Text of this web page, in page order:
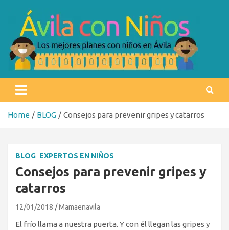
content
Ávila con niños
Home BLOG Consejos para prevenir gripes y catarros
BLOG EXPERTOS EN NIÑOS
Consejos para prevenir gripes y
catarros
12/01/2018 Mamaenavila
El frío llama a nuestra puerta. Y con él llegan las gripes y